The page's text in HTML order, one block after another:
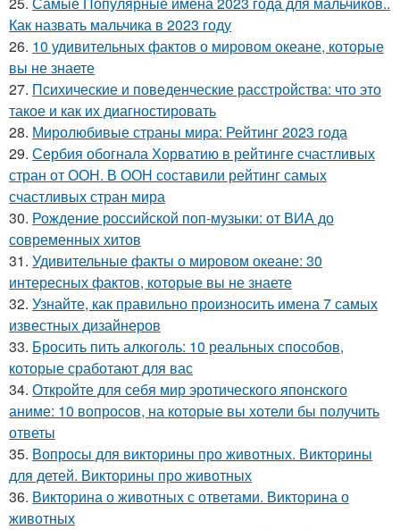
Как назвать мальчика в 2023 году
26. 10 удивительных фактов о мировом океане, которые
вы не знаете
27. Психические и поведенческие расстройства: что это
такое и как их диагностировать
28. Миролюбивые страны мира: Рейтинг 2023 года
29. Сербия обогнала Хорватию в рейтинге счастливых
стран от ООН. В ООН составили рейтинг самых
счастливых стран мира
30. Рождение российской поп-музыки: от ВИА до
современных хитов
31. Удивительные факты о мировом океане: 30
интересных фактов, которые вы не знаете
32. Узнайте, как правильно произносить имена 7 самых
известных дизайнеров
33. Бросить пить алкоголь: 10 реальных способов,
которые сработают для вас
34. Откройте для себя мир эротического японского
аниме: 10 вопросов, на которые вы хотели бы получить
ответы
35. Вопросы для викторины про животных. Викторины
для детей. Викторины про животных
36. Викторина о животных с ответами. Викторина о
животных